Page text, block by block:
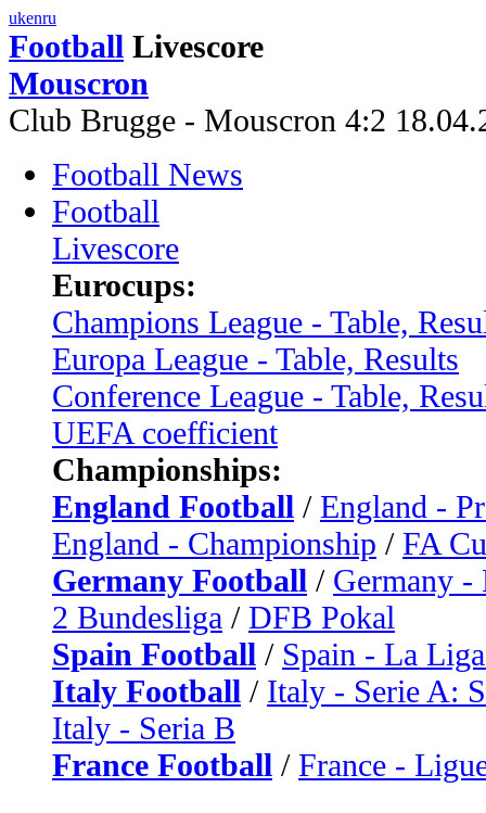
ukenru
Football Livescore
Mouscron‎
Club Brugge - Mouscron‎ 4:2
Football News
Football
Livescore
Eurocups:
Champions League - Table,
Europa League - Table, Results
Conference League - Table,
UEFA coefficient
Championships:
England Football / England -
England - Championship / FA
Germany Football / Germany -
2 Bundesliga / DFB Pokal
Spain Football / Spain - La
Italy Football / Italy - Serie A:
Italy - Seria B
France Football / France -